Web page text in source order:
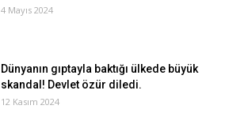
4 Mayıs 2024
Dünyanın gıptayla baktığı ülkede büyük
skandal! Devlet özür diledi.
12 Kasım 2024